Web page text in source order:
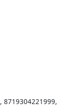
, 8719304221999,